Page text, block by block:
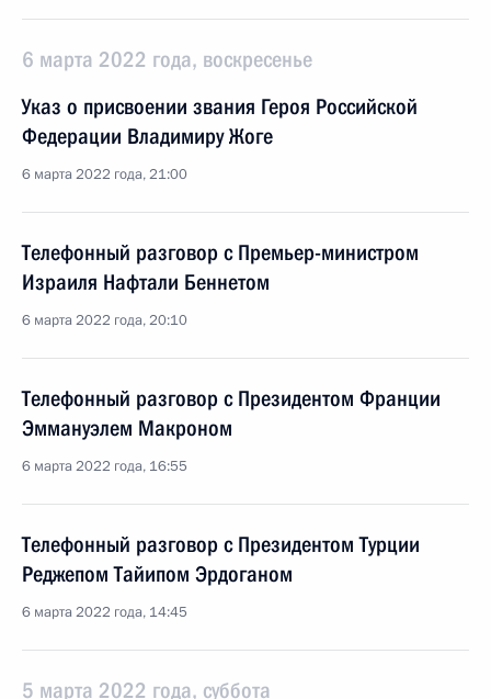
6 марта 2022 года, воскресенье
Указ о присвоении звания Героя Российской
Федерации Владимиру Жоге
6 марта 2022 года, 21:00
Телефонный разговор с Премьер-министром
Израиля Нафтали Беннетом
6 марта 2022 года, 20:10
Телефонный разговор с Президентом Франции
Эммануэлем Макроном
6 марта 2022 года, 16:55
Телефонный разговор с Президентом Турции
Реджепом Тайипом Эрдоганом
6 марта 2022 года, 14:45
5 марта 2022 года, суббота